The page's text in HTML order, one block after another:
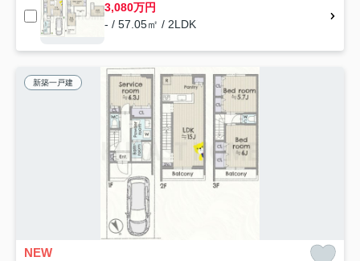
3,080万円
- / 57.05㎡ / 2LDK
新築一戸建
NEW